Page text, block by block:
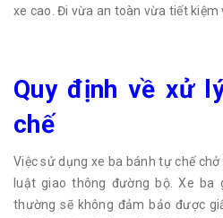
xe cao. Đi vừa an toàn vừa tiết kiệm
Quy định về xử
chế
Việc sử dụng xe ba bánh tự chế
luật giao thông đường bộ. Xe ba
thường sẽ không đảm bảo được